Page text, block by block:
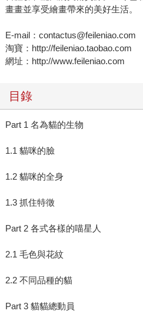
畫畫並享受繪畫帶來的美好生活。
E-mail：contactus@feileniao.com
淘寶：http://feileniao.taobao.com
網址：http://www.feileniao.com
目錄
Part 1 名為貓的生物
1.1 貓咪的臉
1.2 貓咪的全身
1.3 抓住特徵
Part 2 各式各樣的喵星人
2.1 毛色與花紋
2.2 不同品種的貓
Part 3 貓貓總動員